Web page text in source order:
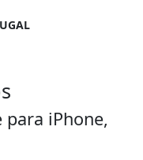
iPhone,